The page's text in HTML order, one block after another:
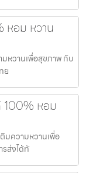
หอม หวาน
หวานเพื่อสุขภาพ กับ
ย
100% หอม
มความหวานเพื่อ
ส่งได้ทั